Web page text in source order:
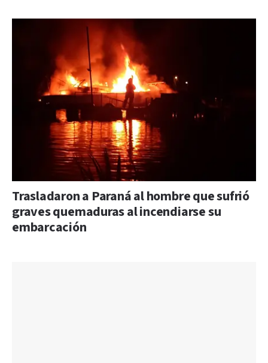
Trasladaron a Paraná al hombre que sufrió
graves quemaduras al incendiarse su
embarcación